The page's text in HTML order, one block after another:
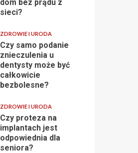
dom bez prądu z
sieci?
ZDROWIE I URODA
Czy samo podanie
znieczulenia u
dentysty może być
całkowicie
bezbolesne?
ZDROWIE I URODA
Czy proteza na
implantach jest
odpowiednia dla
seniora?